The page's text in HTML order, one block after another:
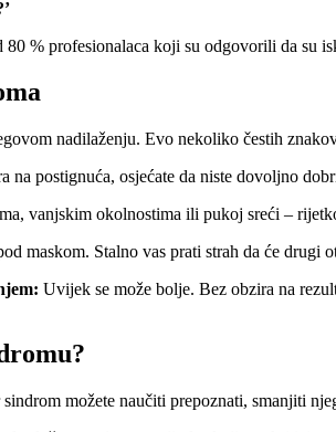
% profesionalaca koji su odgovorili da su
nadilaženju. Evo nekoliko čestih
na postignuća, osjećate da niste dovoljno
vanjskim okolnostima ili pukoj sreći –
maskom. Stalno vas prati strah da će drugi
Uvijek se može bolje. Bez obzira na
možete naučiti prepoznati, smanjiti